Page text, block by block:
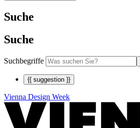
Suche
Suche
Suchbegriffe
{{ suggestion }}
Vienna Design Week